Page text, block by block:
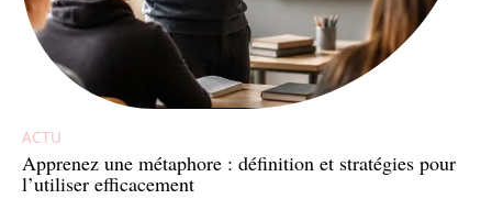
ACTU
Apprenez une métaphore : définition et stratégies pour
l’utiliser efficacement